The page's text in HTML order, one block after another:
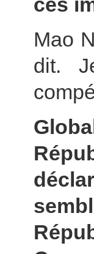
Mao
dit.